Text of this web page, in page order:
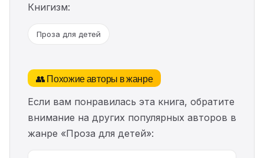
Книгизм:
Проза для детей
👥 Похожие авторы в жанре
Если вам понравилась эта книга, обратите
внимание на других популярных авторов в
жанре «Проза для детей»: